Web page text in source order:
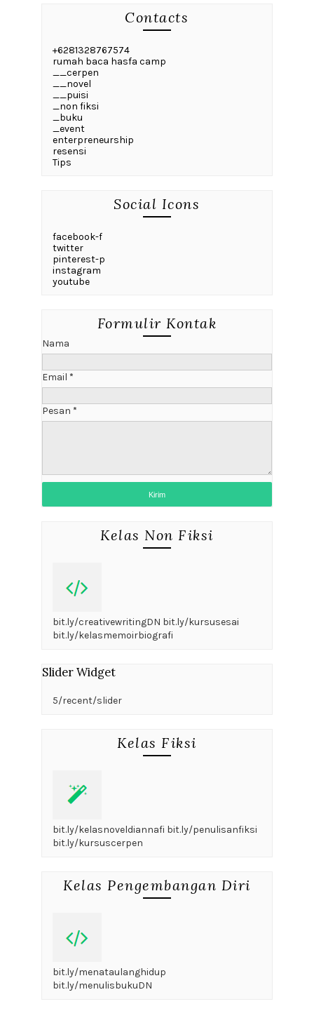
Contacts
+6281328767574
rumah baca hasfa camp
__cerpen
__novel
__puisi
_non fiksi
_buku
_event
enterpreneurship
resensi
Tips
Social Icons
facebook-f
twitter
pinterest-p
instagram
youtube
Formulir Kontak
Nama
Email *
Pesan *
Kelas Non Fiksi
bit.ly/creativewritingDN bit.ly/kursusesai
bit.ly/kelasmemoirbiografi
Slider Widget
5/recent/slider
Kelas Fiksi
bit.ly/kelasnoveldiannafi bit.ly/penulisanfiksi
bit.ly/kursuscerpen
Kelas Pengembangan Diri
bit.ly/menataulanghidup
bit.ly/menulisbukuDN